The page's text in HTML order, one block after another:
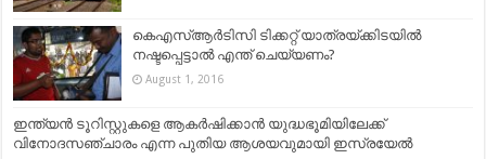
കെഎസ്ആര്‍ടിസി ടിക്കറ്റ് യാത്രയ്ക്കിടയിൽ
നഷ്ടപ്പെട്ടാൽ എന്ത് ചെയ്യണം?
August 1, 2016
ഇന്ത്യന്‍ ടൂറിസ്റ്റുകളെ ആകര്‍ഷിക്കാന്‍ യുദ്ധഭൂമിയിലേക്ക്
വിനോദസഞ്ചാരം എന്ന പുതിയ ആശയവുമായി ഇസ്രയേല്‍